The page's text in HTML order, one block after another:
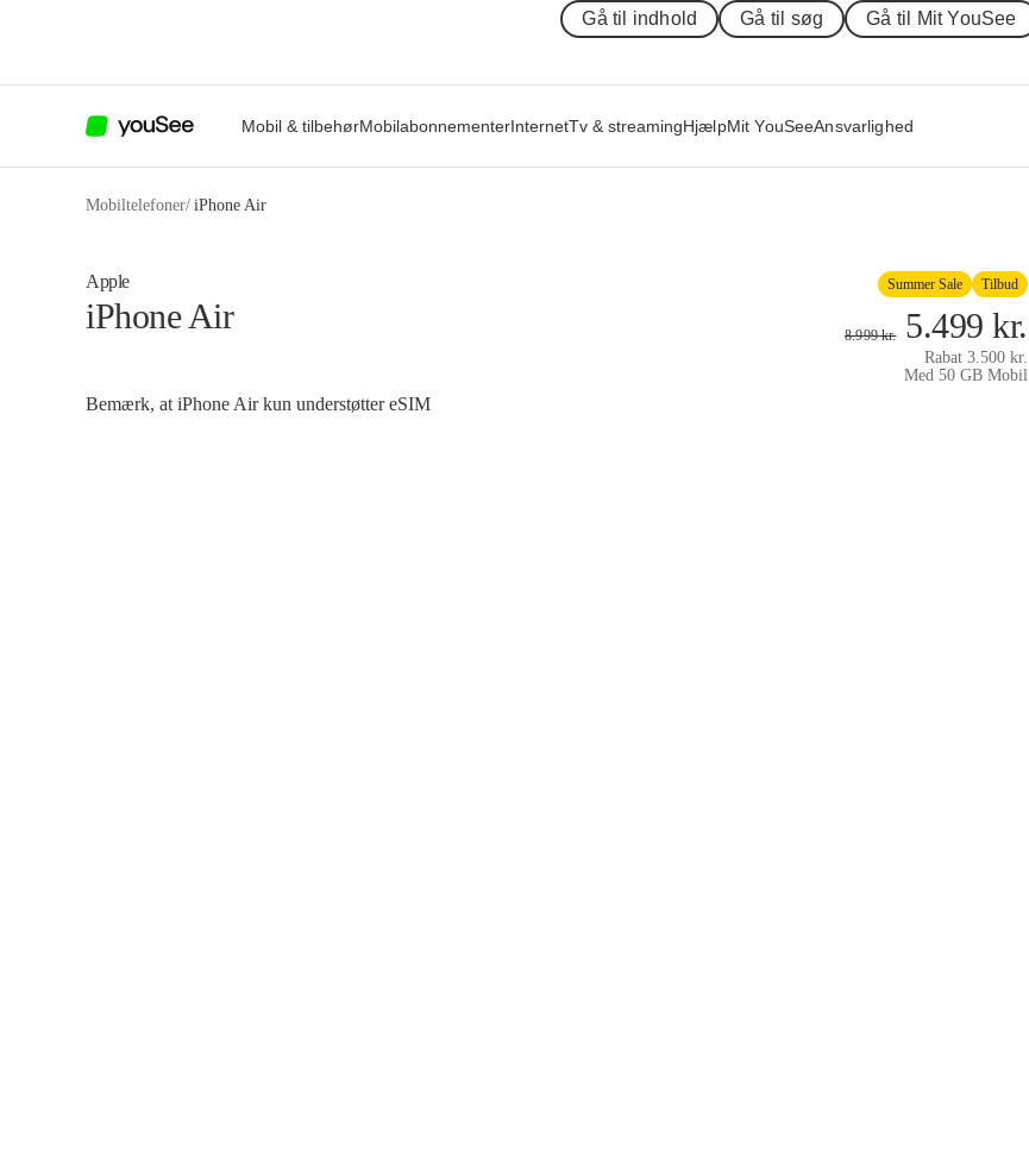
Gå til indhold Gå til søg Gå til Mit YouSee
Mobil & tilbehørMobilabonnementerInternetTv & streamingHjælpMit YouSeeAnsvarlighed
Mobiltelefoner/ iPhone Air
Apple
iPhone Air
Summer Sale Tilbud
8.999kr. 5.499kr.
Rabat 3.500 kr.
Med 50 GB Mobil
Bemærk, at iPhone Air kun understøtter eSIM